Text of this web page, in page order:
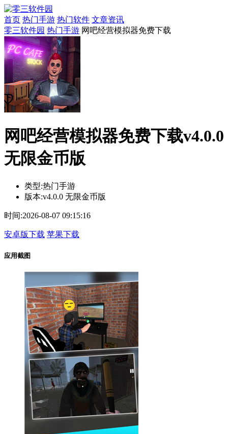
首页 热门手游 热门软件 文章资讯
零三软件园 热门手游 网吧经营模拟器免费下载
网吧经营模拟器免费下载v4.0.0
无限金币版
类型:热门手游
版本:v4.0.0 无限金币版
时间:2026-08-07 09:15:16
安卓版下载 苹果下载
应用截图